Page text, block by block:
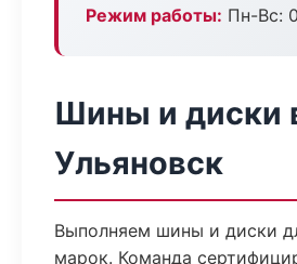
Режим работы: Пн-Вс:
Шины и диски
Ульяновск
Выполняем шины и диски
марок. Команда